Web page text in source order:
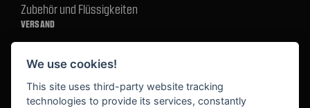
Zubehör und Flüssigkeiten
VERSAND
We use cookies!
This site uses third-party website tracking
technologies to provide its services, constantly